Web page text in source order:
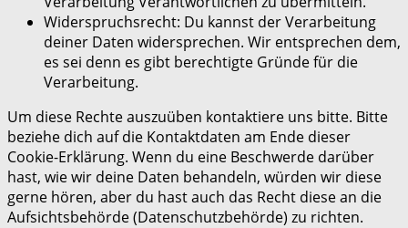
Widerspruchsrecht: Du kannst der Verarbeitung
deiner Daten widersprechen. Wir entsprechen dem,
es sei denn es gibt berechtigte Gründe für die
Verarbeitung.
Um diese Rechte auszuüben kontaktiere uns bitte. Bitte
beziehe dich auf die Kontaktdaten am Ende dieser
Cookie-Erklärung. Wenn du eine Beschwerde darüber
hast, wie wir deine Daten behandeln, würden wir diese
gerne hören, aber du hast auch das Recht diese an die
Aufsichtsbehörde (Datenschutzbehörde) zu richten.